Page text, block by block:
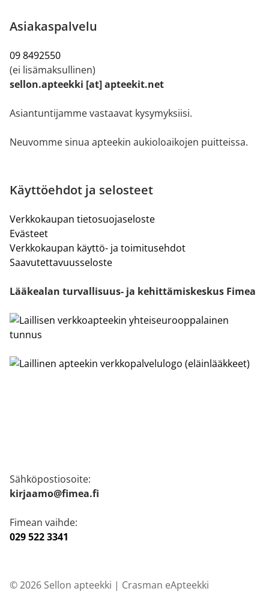
Asiakaspalvelu
09 8492550
(ei lisämaksullinen)
sellon.apteekki [at] apteekit.net
Asiantuntijamme vastaavat kysymyksiisi.
Neuvomme sinua apteekin aukioloaikojen puitteissa.
Käyttöehdot ja selosteet
Verkkokaupan tietosuojaseloste
Evästeet
Verkkokaupan käyttö- ja toimitusehdot
Saavutettavuusseloste
Lääkealan turvallisuus- ja kehittämiskeskus Fimea
Sähköpostiosoite:
kirjaamo@fimea.fi
Fimean vaihde:
029 522 3341
© 2026 Sellon apteekki | Crasman eApteekki